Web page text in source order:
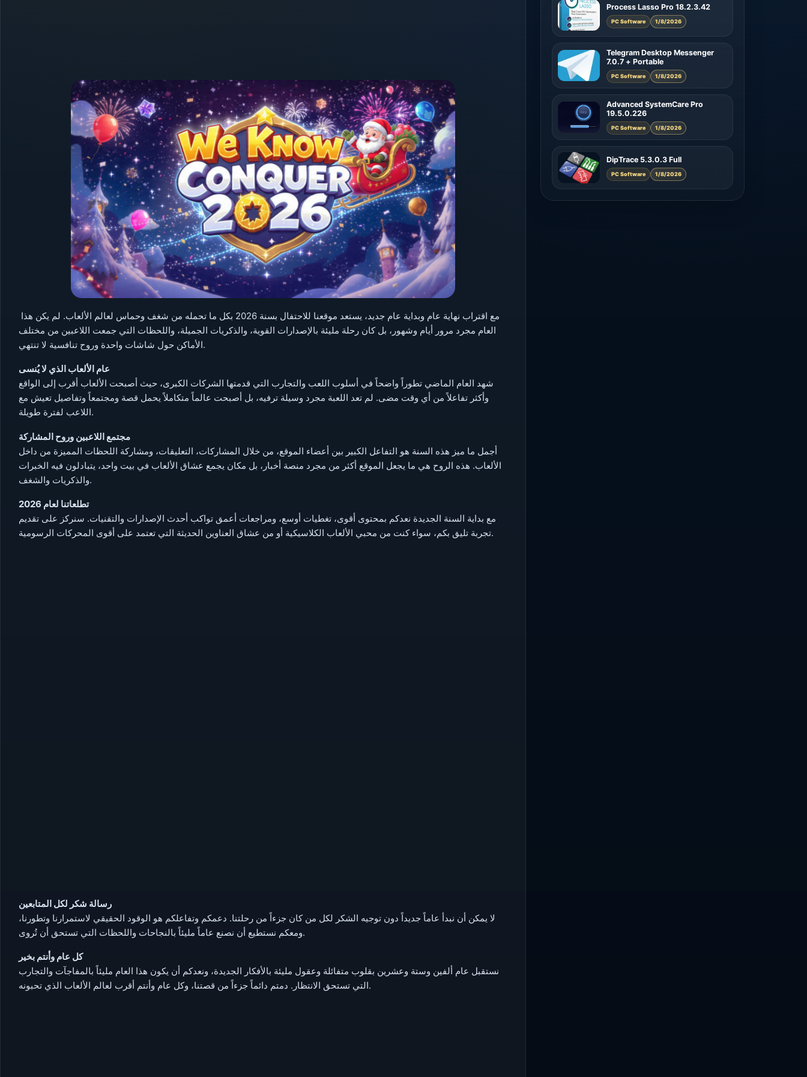
العام مجرد مرور أيام وشهور، بل كان رحلة مليئة بالإصدارات القوية، والذكريات الجميلة، واللحظات التي جمعت اللاعبين من مختلف
الأماكن حول شاشات واحدة وروح تنافسية لا تنتهي.
عام الألعاب الذي لا يُنسى
شهد العام الماضي تطوراً واضحاً في أسلوب اللعب والتجارب التي قدمتها الشركات الكبرى، حيث أصبحت الألعاب أقرب إلى الواقع
وأكثر تفاعلاً من أي وقت مضى. لم تعد اللعبة مجرد وسيلة ترفيه، بل أصبحت عالماً متكاملاً يحمل قصة ومجتمعاً وتفاصيل تعيش مع
اللاعب لفترة طويلة.
مجتمع اللاعبين وروح المشاركة
أجمل ما ميز هذه السنة هو التفاعل الكبير بين أعضاء الموقع، من خلال المشاركات، التعليقات، ومشاركة اللحظات المميزة من داخل
الألعاب. هذه الروح هي ما يجعل الموقع أكثر من مجرد منصة أخبار، بل مكان يجمع عشاق الألعاب في بيت واحد، يتبادلون فيه الخبرات
والذكريات والشغف.
تطلعاتنا لعام 2026
مع بداية السنة الجديدة نعدكم بمحتوى أقوى، تغطيات أوسع، ومراجعات أعمق تواكب أحدث الإصدارات والتقنيات. سنركز على تقديم
تجربة تليق بكم، سواء كنت من محبي الألعاب الكلاسيكية أو من عشاق العناوين الحديثة التي تعتمد على أقوى المحركات الرسومية.
رسالة شكر لكل المتابعين
لا يمكن أن نبدأ عاماً جديداً دون توجيه الشكر لكل من كان جزءاً من رحلتنا. دعمكم وتفاعلكم هو الوقود الحقيقي لاستمرارنا وتطورنا،
ومعكم نستطيع أن نصنع عاماً مليئاً بالنجاحات واللحظات التي تستحق أن تُروى.
كل عام وأنتم بخير
نستقبل عام ألفين وستة وعشرين بقلوب متفائلة وعقول مليئة بالأفكار الجديدة، ونعدكم أن يكون هذا العام مليئاً بالمفاجآت والتجارب
التي تستحق الانتظار. دمتم دائماً جزءاً من قصتنا، وكل عام وأنتم أقرب لعالم الألعاب الذي تحبونه.
Process Lasso Pro 18.2.3.42
PC Software 1/8/2026
Telegram Desktop Messenger
7.0.7 + Portable
PC Software 1/8/2026
Advanced SystemCare Pro
19.5.0.226
PC Software 1/8/2026
DipTrace 5.3.0.3 Full
PC Software 1/8/2026